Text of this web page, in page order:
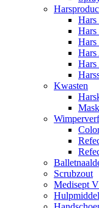
Hars
Hars
Hars
Kwasten
Wimperverf
Scrubzout
Medisept